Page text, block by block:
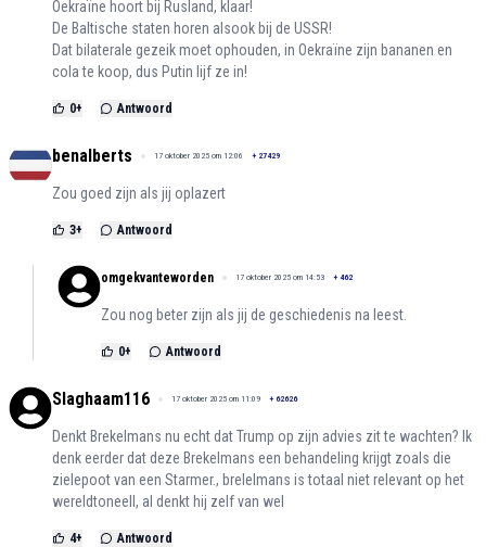
Oekraïne hoort bij Rusland, klaar!
De Baltische staten horen alsook bij de USSR!
Dat bilaterale gezeik moet ophouden, in Oekraïne zijn bananen en
cola te koop, dus Putin lijf ze in!
0+ Antwoord
benalberts 17 oktober 2025 om 12:06 + 27429
Zou goed zijn als jij oplazert
3+ Antwoord
omgekvanteworden 17 oktober 2025 om 14:53 + 462
Zou nog beter zijn als jij de geschiedenis na leest.
0+ Antwoord
Slaghaam116 17 oktober 2025 om 11:09 + 62626
Denkt Brekelmans nu echt dat Trump op zijn advies zit te wachten? Ik
denk eerder dat deze Brekelmans een behandeling krijgt zoals die
zielepoot van een Starmer., brelelmans is totaal niet relevant op het
wereldtoneell, al denkt hij zelf van wel
4+ Antwoord